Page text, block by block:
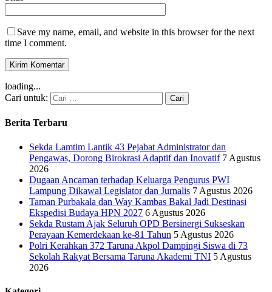
Save my name, email, and website in this browser for the next
time I comment.
loading...
Cari untuk:
Berita Terbaru
Sekda Lamtim Lantik 43 Pejabat Administrator dan
Pengawas, Dorong Birokrasi Adaptif dan Inovatif 7 Agustus
2026
Dugaan Ancaman terhadap Keluarga Pengurus PWI
Lampung Dikawal Legislator dan Jurnalis 7 Agustus 2026
Taman Purbakala dan Way Kambas Bakal Jadi Destinasi
Ekspedisi Budaya HPN 2027 6 Agustus 2026
Sekda Rustam Ajak Seluruh OPD Bersinergi Sukseskan
Perayaan Kemerdekaan ke-81 Tahun 5 Agustus 2026
Polri Kerahkan 372 Taruna Akpol Dampingi Siswa di 73
Sekolah Rakyat Bersama Taruna Akademi TNI 5 Agustus
2026